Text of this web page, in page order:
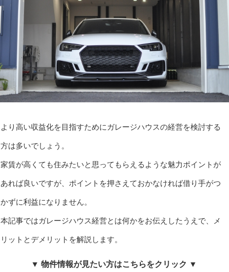
より高い収益化を目指すためにガレージハウスの経営を検討する
方は多いでしょう。
家賃が高くても住みたいと思ってもらえるような魅力ポイントが
あれば良いですが、ポイントを押さえておかなければ借り手がつ
かずに利益になりません。
本記事ではガレージハウス経営とは何かをお伝えしたうえで、メ
リットとデメリットを解説します。
▼ 物件情報が見たい方はこちらをクリック ▼